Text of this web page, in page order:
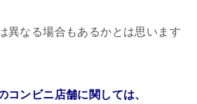
異なる場合もあるかとは思います
コンビニ店舗に関しては、